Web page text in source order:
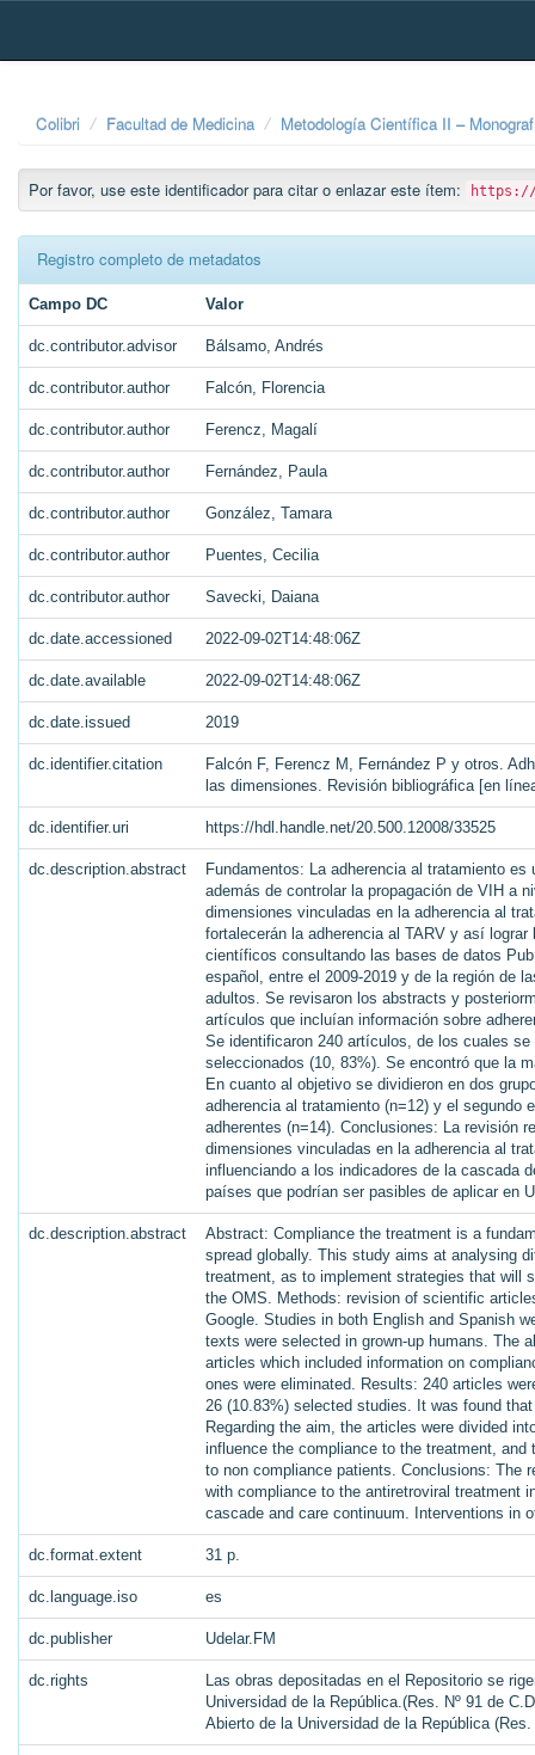
Skip
Colibri Facultad de Medicina Metodología Científica II –
Por favor, use este identificador para citar o enlazar este ítem: https://
Registro completo de metadatos
Campo DC Valor
dc.contributor.advisor Bálsamo, Andrés
dc.contributor.author Falcón, Florencia
dc.contributor.author Ferencz, Magalí
dc.contributor.author Fernández, Paula
dc.contributor.author González, Tamara
dc.contributor.author Puentes, Cecilia
dc.contributor.author Savecki, Daiana
dc.date.accessioned 2022-09-02T14:48:06Z
dc.date.available 2022-09-02T14:48:06Z
dc.date.issued 2019
dc.identifier.citation
Falcón F, Ferencz M, Fernández P y otros.
las dimensiones. Revisión bibliográfica [en
dc.identifier.uri https://hdl.handle.net/20.500.12008/33525
dc.description.abstract
Fundamentos: La adherencia al tratamiento
además de controlar la propagación de VIH a
dimensiones vinculadas en la adherencia al
fortalecerán la adherencia al TARV y así
científicos consultando las bases de datos
español, entre el 2009-2019 y de la región de
adultos. Se revisaron los abstracts y
artículos que incluían información sobre
Se identificaron 240 artículos, de los cuales
seleccionados (10, 83%). Se encontró que la
En cuanto al objetivo se dividieron en dos
adherencia al tratamiento (n=12) y el segundo
adherentes (n=14). Conclusiones: La revisión
dimensiones vinculadas en la adherencia al
influenciando a los indicadores de la cascada
países que podrían ser pasibles de aplicar en
dc.description.abstract
Abstract: Compliance the treatment is a
spread globally. This study aims at analysing
treatment, as to implement strategies that will
the OMS. Methods: revision of scientific
Google. Studies in both English and Spanish
texts were selected in grown-up humans. The
articles which included information on
ones were eliminated. Results: 240 articles
26 (10.83%) selected studies. It was found
Regarding the aim, the articles were divided
influence the compliance to the treatment,
to non compliance patients. Conclusions: The
with compliance to the antiretroviral treatment
cascade and care continuum. Interventions in
dc.format.extent 31 p.
dc.language.iso es
dc.publisher Udelar.FM
dc.rights
Las obras depositadas en el Repositorio se
Universidad de la República.(Res. Nº 91 de
Abierto de la Universidad de la República